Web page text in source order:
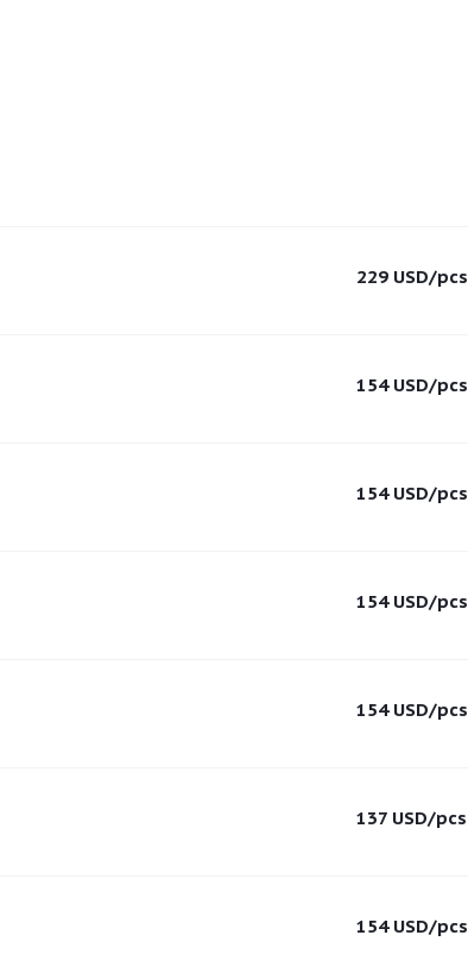
229 USD/pcs
154USD/pcs
154USD/pcs
154USD/pcs
154USD/pcs
137 USD/pcs
154USD/pcs